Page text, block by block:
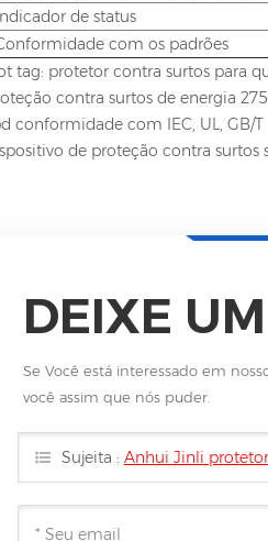
de status
com os padrões
tag: protetor contra surtos para
contra surtos de energia
conformidade com IEC, UL, GB/T
de proteção contra surtos
DEIXE
Se Você está interessado em
você assim que nós puder.
Sujeita : Anhui Jinli